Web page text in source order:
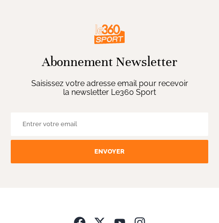
Abonnement Newsletter
Saisissez votre adresse email pour recevoir
la newsletter Le360 Sport
ENVOYER